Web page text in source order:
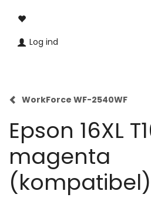
Log ind
WorkForce WF-2540WF
Epson 16XL
magenta